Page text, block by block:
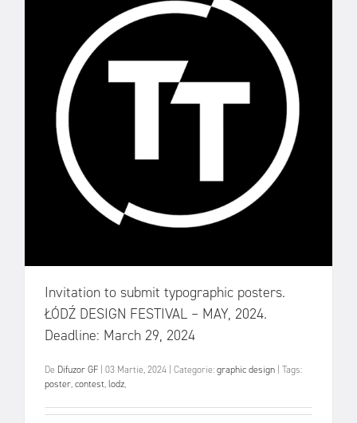
Invitation to submit typographic posters.
ŁÓDŹ DESIGN FESTIVAL – MAY, 2024.
Deadline: March 29, 2024
De Difuzor GF 03 Martie, 2024 Categorie:graphic design Tags:
poster,contest,lodz,